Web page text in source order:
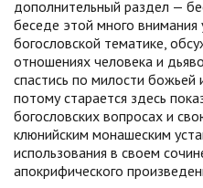
дополнительный раздел —
беседе этой много внимания
богословской тематике,
отношениях человека и
спастись по милости
потому старается здесь
богословских вопросах и
клюнийским монашеским
использования в своем
апокрифического